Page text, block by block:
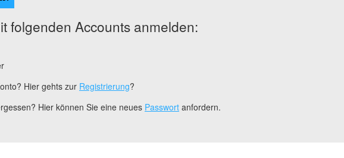
folgenden Accounts anmelden:
Hier gehts zur Registrierung?
Hier können Sie eine neues Passwort anfordern.